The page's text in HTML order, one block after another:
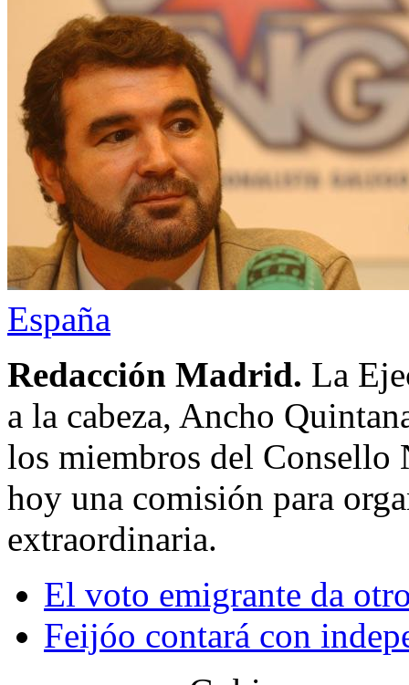
España
Redacción Madrid. La
a la cabeza, Ancho
los miembros del Consello
hoy una comisión para
extraordinaria.
El voto emigrante da
Feijóo contará con